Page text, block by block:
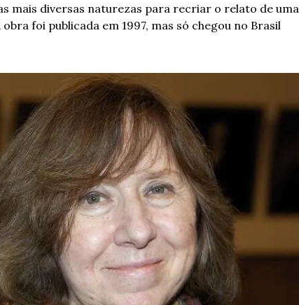
mais diversas naturezas para recriar o relato de uma
foi publicada em 1997, mas só chegou no Brasil